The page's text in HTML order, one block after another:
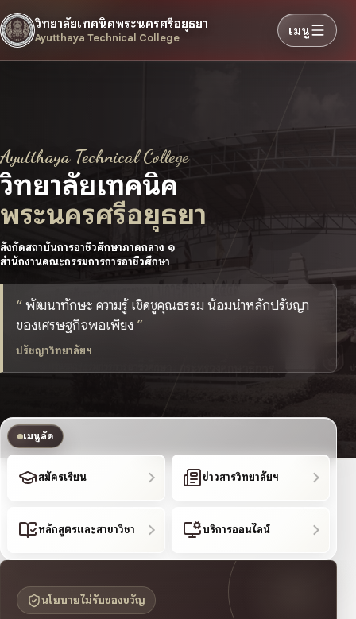
วิทยาลัยเทคนิคพระนครศรีอยุธยา
Ayutthaya Technical College
เมนู
Ayutthaya Technical College
วิทยาลัยเทคนิค
พระนครศรีอยุธยา
สังกัดสถาบันการอาชีวศึกษาภาคกลาง ๑
สำนักงานคณะกรรมการการอาชีวศึกษา
พัฒนาทักษะ ความรู้ เชิดชูคุณธรรม น้อมนำหลักปรัชญา
ของเศรษฐกิจพอเพียง
ปรัชญาวิทยาลัยฯ
เมนูลัด
สมัครเรียน ข่าวสารวิทยาลัยฯ
หลักสูตรและสาขาวิชา บริการออนไลน์
นโยบายไม่รับของขวัญ